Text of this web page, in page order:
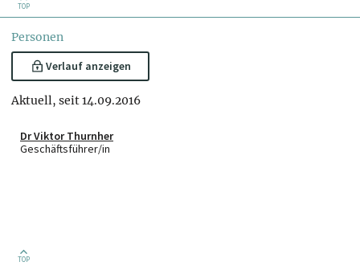
TOP
Personen
Verlauf anzeigen
Aktuell, seit 14.09.2016
Dr Viktor Thurnher
Geschäftsführer/in
TOP